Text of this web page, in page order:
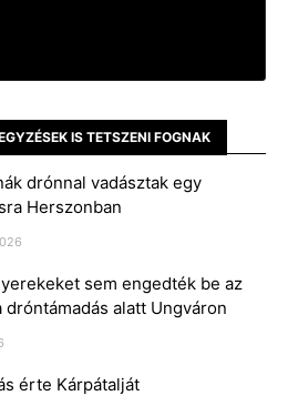
IS TETSZENI FOGNAK
drónnal vadásztak egy
Herszonban
sem engedték be az
alatt Ungváron
érte Kárpátalját